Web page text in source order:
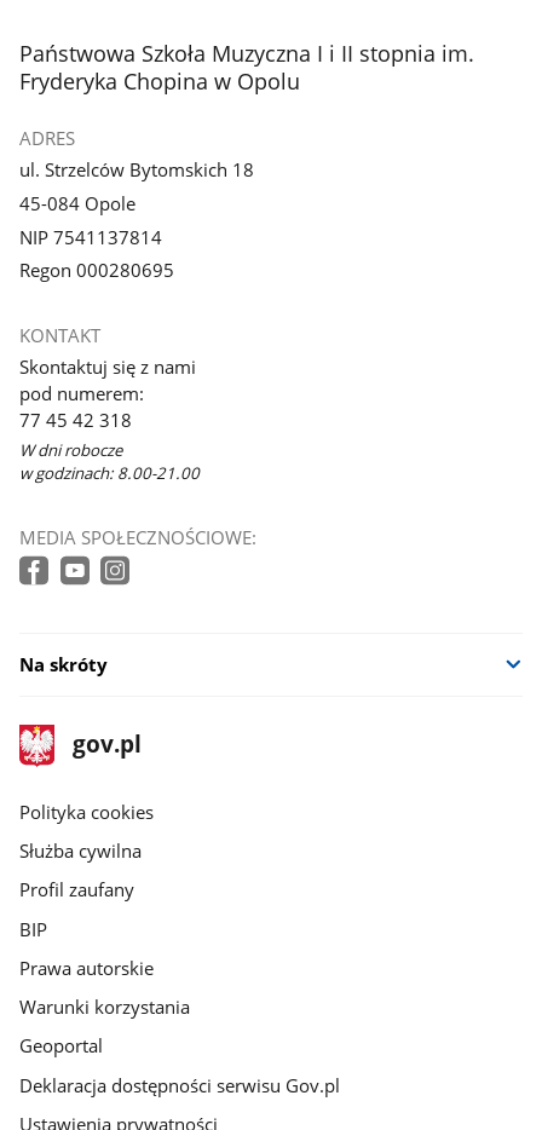
stopka
Państwowa Szkoła Muzyczna I i II stopnia im.
Fryderyka Chopina w Opolu
ADRES
ul. Strzelców Bytomskich 18
45-084 Opole
NIP 7541137814
Regon 000280695
KONTAKT
Skontaktuj się z nami
pod numerem:
77 45 42 318
W dni robocze
w godzinach: 8.00-21.00
MEDIA SPOŁECZNOŚCIOWE:
Na skróty
stopka
gov.pl
Strona
gov.pl
gov.pl
Polityka cookies
Służba cywilna
Profil zaufany
BIP
Prawa autorskie
Warunki korzystania
Geoportal
Deklaracja dostępności serwisu Gov.pl
Ustawienia prywatności